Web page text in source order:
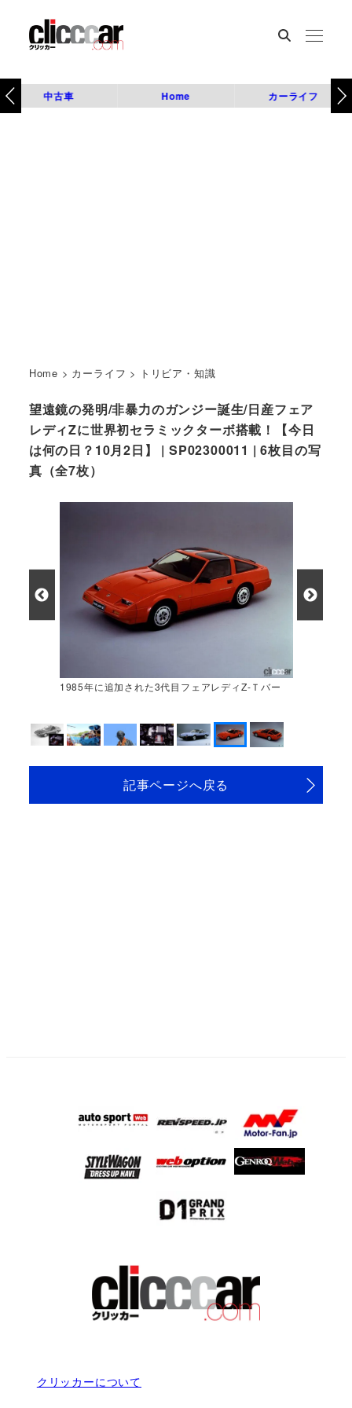
中古車 Home カーライフ
Home > カーライフ > トリビア・知識
望遠鏡の発明/非暴力のガンジー誕生/日産フェア
レディZに世界初セラミックターボ搭載！【今日
は何の日？10月2日】 | SP02300011 | 6枚目の写
真（全7枚）
1985年に追加された3代目フェアレディZ-Ｔバー
記事ページへ戻る
クリッカーについて